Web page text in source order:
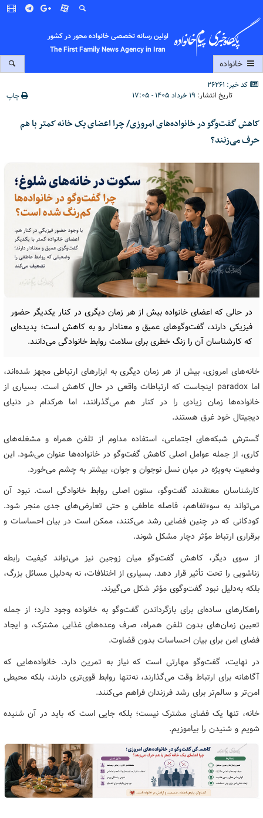
اولین رسانه تخصصی خانواده محور در کشور
The First Family News Agency in Iran
خانواده
کد خبر: 26261
تاریخ انتشار: ۱۹ خرداد ۱۴۰۵ - ۱۷:۰۵ چاپ
کاهش گفت‌وگو در خانواده‌های امروزی/ چرا اعضای یک خانه کمتر با هم
حرف می‌زنند؟
در حالی که اعضای خانواده بیش از هر زمان دیگری در کنار یکدیگر حضور
فیزیکی دارند، گفت‌وگوهای عمیق و معنادار رو به کاهش است؛ پدیده‌ای
که کارشناسان آن را زنگ خطری برای سلامت روابط خانوادگی می‌دانند.
خانه‌های امروزی، بیش از هر زمان دیگری به ابزارهای ارتباطی مجهز شده‌اند،
اما paradox اینجاست که ارتباطات واقعی در حال کاهش است. بسیاری از
خانواده‌ها زمان زیادی را در کنار هم می‌گذرانند، اما هرکدام در دنیای
دیجیتال خود غرق هستند.
گسترش شبکه‌های اجتماعی، استفاده مداوم از تلفن همراه و مشغله‌های
کاری، از جمله عوامل اصلی کاهش گفت‌وگو در خانواده‌ها عنوان می‌شود. این
وضعیت به‌ویژه در میان نسل نوجوان و جوان، بیشتر به چشم می‌خورد.
کارشناسان معتقدند گفت‌وگو، ستون اصلی روابط خانوادگی است. نبود آن
می‌تواند به سوءتفاهم، فاصله عاطفی و حتی تعارض‌های جدی منجر شود.
کودکانی که در چنین فضایی رشد می‌کنند، ممکن است در بیان احساسات و
برقراری ارتباط مؤثر دچار مشکل شوند.
از سوی دیگر، کاهش گفت‌وگو میان زوجین نیز می‌تواند کیفیت رابطه
زناشویی را تحت تأثیر قرار دهد. بسیاری از اختلافات، نه به‌دلیل مسائل بزرگ،
بلکه به‌دلیل نبود گفت‌وگوی مؤثر شکل می‌گیرند.
راهکارهای ساده‌ای برای بازگرداندن گفت‌وگو به خانواده وجود دارد؛ از جمله
تعیین زمان‌های بدون تلفن همراه، صرف وعده‌های غذایی مشترک، و ایجاد
فضای امن برای بیان احساسات بدون قضاوت.
در نهایت، گفت‌وگو مهارتی است که نیاز به تمرین دارد. خانواده‌هایی که
آگاهانه برای ارتباط وقت می‌گذارند، نه‌تنها روابط قوی‌تری دارند، بلکه محیطی
امن‌تر و سالم‌تر برای رشد فرزندان فراهم می‌کنند.
خانه، تنها یک فضای مشترک نیست؛ بلکه جایی است که باید در آن شنیده
شویم و شنیدن را بیاموزیم.